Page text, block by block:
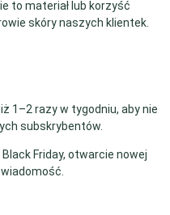
to materiał lub korzyść
skóry naszych klientek.
1–2 razy w tygodniu, aby nie
subskrybentów.
Friday, otwarcie nowej